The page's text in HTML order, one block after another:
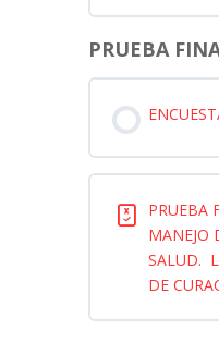
PRUEBA
PRUEBA
MANEJO
SALUD.
DE